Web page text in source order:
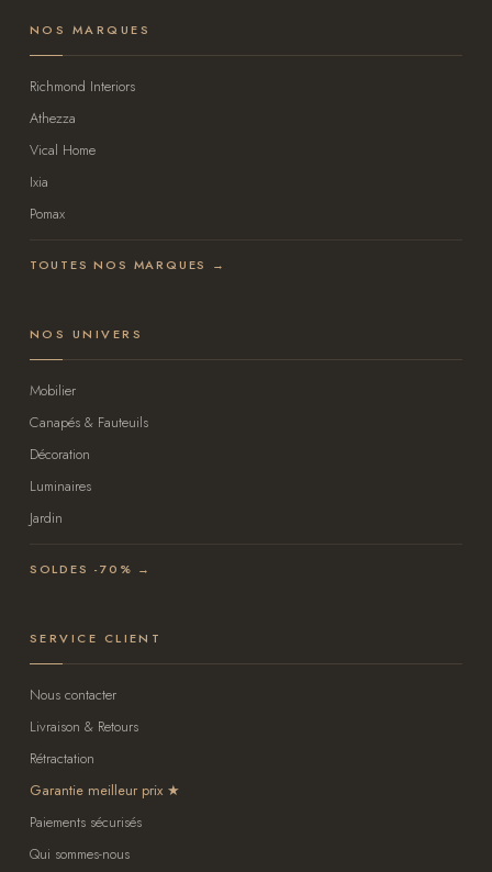
NOS MARQUES
Richmond Interiors
Athezza
Vical Home
Ixia
Pomax
TOUTES NOS MARQUES →
NOS UNIVERS
Mobilier
Canapés & Fauteuils
Décoration
Luminaires
Jardin
SOLDES -70% →
SERVICE CLIENT
Nous contacter
Livraison & Retours
Rétractation
Garantie meilleur prix
Paiements sécurisés
Qui sommes-nous